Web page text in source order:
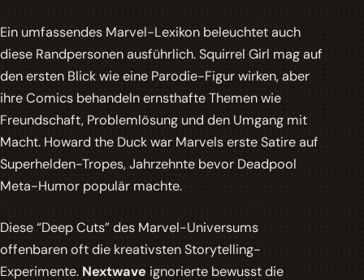
Ein umfassendes Marvel-Lexikon beleuchtet auch
diese Randpersonen ausführlich. Squirrel Girl mag auf
den ersten Blick wie eine Parodie-Figur wirken, aber
ihre Comics behandeln ernsthafte Themen wie
Freundschaft, Problemlösung und den Umgang mit
Macht.Howard the Duckwar Marvels erste Satire auf
Superhelden-Tropes, Jahrzehnte bevor Deadpool
Meta-Humor populär machte.
Diese “Deep Cuts” des Marvel-Universums
offenbaren oft die kreativsten Storytelling-
Experimente.Nextwave ignorierte bewusst die